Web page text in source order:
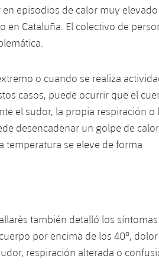
episodios de calor muy elevado
Cataluña. El colectivo de
o cuando se realiza
casos, puede ocurrir que el
el sudor, la propia respiración o
desencadenar un golpe de
temperatura se eleve de forma
también detalló los
por encima de los 40º,
respiración alterada o